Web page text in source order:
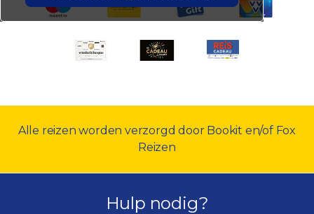
Alle reizen worden verzorgd door Bookit en/of Fox
Reizen
Hulp nodig?